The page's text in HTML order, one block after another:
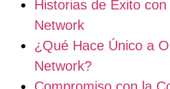
Historias de Éxito
Network
¿Qué Hace Único a
Network?